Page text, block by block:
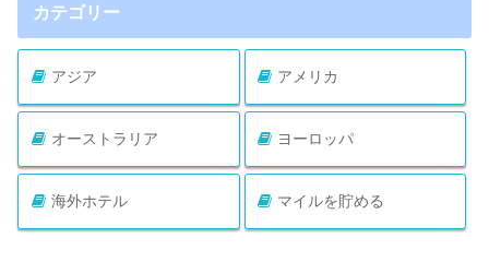
カテゴリー
アジア アメリカ
オーストラリア ヨーロッパ
海外ホテル マイルを貯める